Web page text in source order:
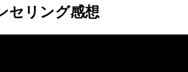
セリング感想